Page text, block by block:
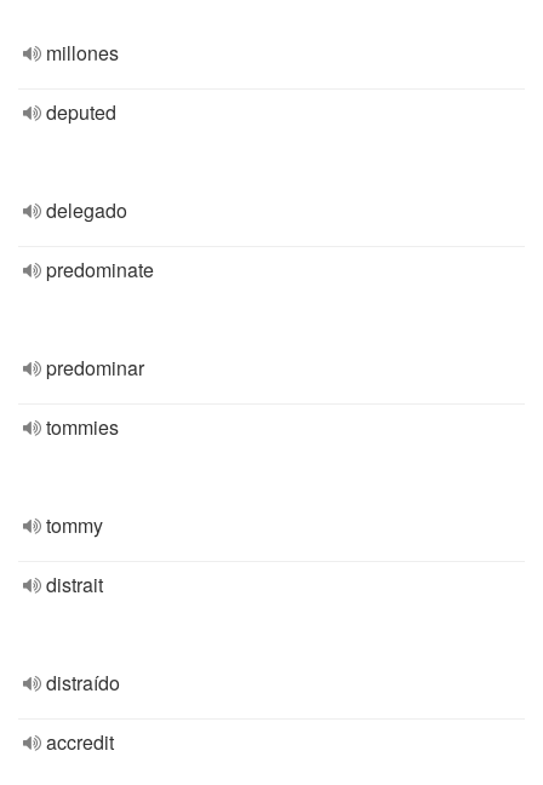
millones
deputed
delegado
predominate
predominar
tommies
tommy
distrait
distraído
accredit